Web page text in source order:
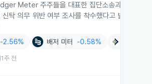
Meter 주주들을 대표한 집단소송과 관련해
신탁 의무 위반 여부 조사를 착수했다고 밝혔습니
-2.56% 배저 미터 -0.58%
1주 전